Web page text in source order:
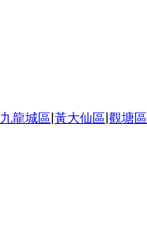
九龍城區|黃大仙區|觀塘區